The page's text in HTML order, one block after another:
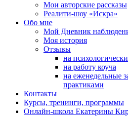
Мои авторские рассказы
Реалити-шоу «Искра»
Обо мне
Мой Дневник
Моя история
Отзывы
на
на работу коуча
на еженедельные
практиками
Контакты
Курсы, тренинги, программы
Онлайн-школа Екатерины